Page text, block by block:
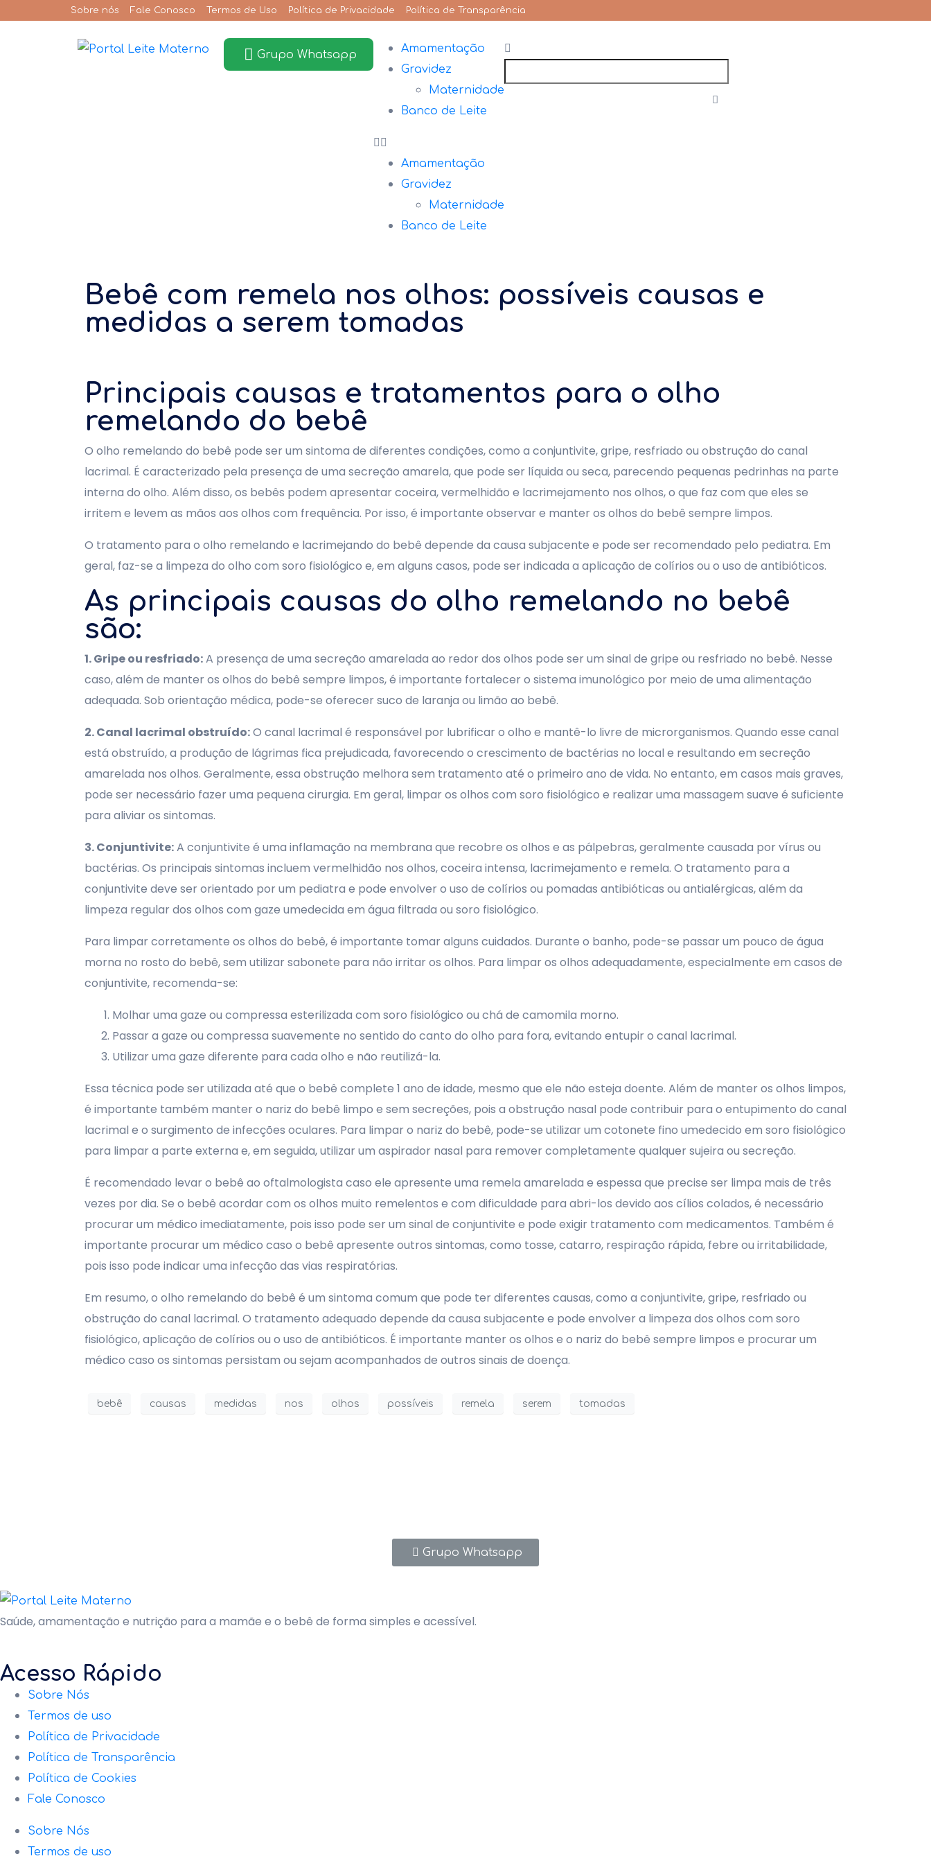
Sobre nós Fale Conosco Termos de Uso Política de Privacidade Política de Transparência
Grupo Whatsapp
Amamentação
Gravidez
Maternidade
Banco de Leite
Amamentação
Gravidez
Maternidade
Banco de Leite
Bebê com remela nos olhos: possíveis causas e
medidas a serem tomadas
Principais causas e tratamentos para o olho
remelando do bebê
O olho remelando do bebê pode ser um sintoma de diferentes condições, como a conjuntivite, gripe, resfriado ou obstrução do canal
lacrimal. É caracterizado pela presença de uma secreção amarela, que pode ser líquida ou seca, parecendo pequenas pedrinhas na parte
interna do olho. Além disso, os bebês podem apresentar coceira, vermelhidão e lacrimejamento nos olhos, o que faz com que eles se
irritem e levem as mãos aos olhos com frequência. Por isso, é importante observar e manter os olhos do bebê sempre limpos.
O tratamento para o olho remelando e lacrimejando do bebê depende da causa subjacente e pode ser recomendado pelo pediatra. Em
geral, faz-se a limpeza do olho com soro fisiológico e, em alguns casos, pode ser indicada a aplicação de colírios ou o uso de antibióticos.
As principais causas do olho remelando no bebê
são:
1. Gripe ou resfriado:A presença de uma secreção amarelada ao redor dos olhos pode ser um sinal de gripe ou resfriado no bebê. Nesse
caso, além de manter os olhos do bebê sempre limpos, é importante fortalecer o sistema imunológico por meio de uma alimentação
adequada. Sob orientação médica, pode-se oferecer suco de laranja ou limão ao bebê.
2. Canal lacrimal obstruído:O canal lacrimal é responsável por lubrificar o olho e mantê-lo livre de microrganismos. Quando esse canal
está obstruído, a produção de lágrimas fica prejudicada, favorecendo o crescimento de bactérias no local e resultando em secreção
amarelada nos olhos. Geralmente, essa obstrução melhora sem tratamento até o primeiro ano de vida. No entanto, em casos mais graves,
pode ser necessário fazer uma pequena cirurgia. Em geral, limpar os olhos com soro fisiológico e realizar uma massagem suave é suficiente
para aliviar os sintomas.
3. Conjuntivite:A conjuntivite é uma inflamação na membrana que recobre os olhos e as pálpebras, geralmente causada por vírus ou
bactérias. Os principais sintomas incluem vermelhidão nos olhos, coceira intensa, lacrimejamento e remela. O tratamento para a
conjuntivite deve ser orientado por um pediatra e pode envolver o uso de colírios ou pomadas antibióticas ou antialérgicas, além da
limpeza regular dos olhos com gaze umedecida em água filtrada ou soro fisiológico.
Para limpar corretamente os olhos do bebê, é importante tomar alguns cuidados. Durante o banho, pode-se passar um pouco de água
morna no rosto do bebê, sem utilizar sabonete para não irritar os olhos. Para limpar os olhos adequadamente, especialmente em casos de
conjuntivite, recomenda-se:
Molhar uma gaze ou compressa esterilizada com soro fisiológico ou chá de camomila morno.
Passar a gaze ou compressa suavemente no sentido do canto do olho para fora, evitando entupir o canal lacrimal.
Utilizar uma gaze diferente para cada olho e não reutilizá-la.
Essa técnica pode ser utilizada até que o bebê complete 1 ano de idade, mesmo que ele não esteja doente. Além de manter os olhos limpos,
é importante também manter o nariz do bebê limpo e sem secreções, pois a obstrução nasal pode contribuir para o entupimento do canal
lacrimal e o surgimento de infecções oculares. Para limpar o nariz do bebê, pode-se utilizar um cotonete fino umedecido em soro fisiológico
para limpar a parte externa e, em seguida, utilizar um aspirador nasal para remover completamente qualquer sujeira ou secreção.
É recomendado levar o bebê ao oftalmologista caso ele apresente uma remela amarelada e espessa que precise ser limpa mais de três
vezes por dia. Se o bebê acordar com os olhos muito remelentos e com dificuldade para abri-los devido aos cílios colados, é necessário
procurar um médico imediatamente, pois isso pode ser um sinal de conjuntivite e pode exigir tratamento com medicamentos. Também é
importante procurar um médico caso o bebê apresente outros sintomas, como tosse, catarro, respiração rápida, febre ou irritabilidade,
pois isso pode indicar uma infecção das vias respiratórias.
Em resumo, o olho remelando do bebê é um sintoma comum que pode ter diferentes causas, como a conjuntivite, gripe, resfriado ou
obstrução do canal lacrimal. O tratamento adequado depende da causa subjacente e pode envolver a limpeza dos olhos com soro
fisiológico, aplicação de colírios ou o uso de antibióticos. É importante manter os olhos e o nariz do bebê sempre limpos e procurar um
médico caso os sintomas persistam ou sejam acompanhados de outros sinais de doença.
bebê causas medidas nos olhos possíveis remela serem tomadas
Grupo Whatsapp
Saúde, amamentação e nutrição para a mamãe e o bebê de forma simples e acessível.
Acesso Rápido
Sobre Nós
Termos de uso
Política de Privacidade
Política de Transparência
Política de Cookies
Fale Conosco
Sobre Nós
Termos de uso